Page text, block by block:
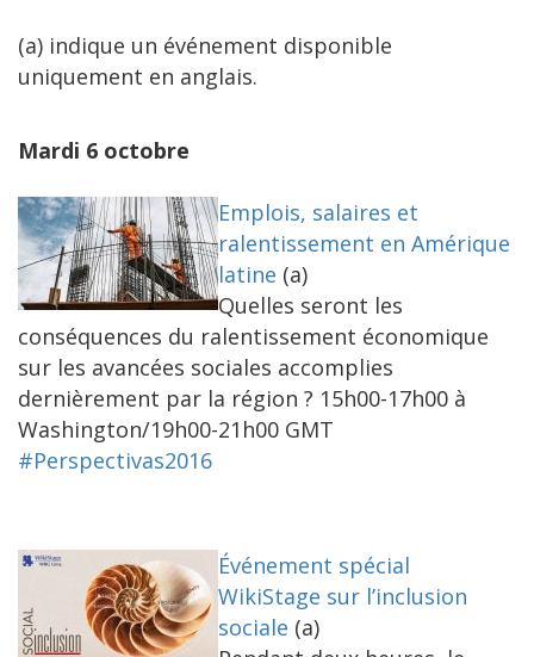
(a) indique un événement disponible
uniquement en anglais.
Mardi 6 octobre
Emplois, salaires et
ralentissement en Amérique
latine (a)
Quelles seront les
conséquences du ralentissement économique
sur les avancées sociales accomplies
dernièrement par la région ? 15h00-17h00 à
Washington/19h00-21h00 GMT
#Perspectivas2016
Événement spécial
WikiStage sur l’inclusion
sociale (a)